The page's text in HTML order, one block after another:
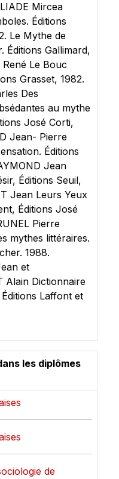
Mircea
Éditions
Le Mythe de
Éditions Gallimard,
René Le Bouc
Grasset, 1982.
Des
au mythe
José Corti,
Jean- Pierre
Éditions
Jean
Éditions Seuil,
Jean Leurs Yeux
Éditions José
Pierre
mythes littéraires.
1988.
et
Alain Dictionnaire
Laffont et
les diplômes
de